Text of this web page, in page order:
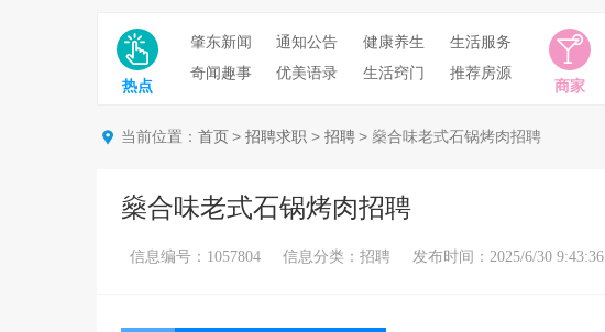
肇东新闻 通知公告 健康养生
生活服务
奇闻趣事
优美语录 生活窍门 推荐房源
热点 商家
当前位置： 首页 > 招聘求职 > 招聘 > 燊合味老式石锅烤肉招聘
燊合味老式石锅烤肉招聘
信息编号：1057804 信息分类：招聘 发布时间：2025/6/30 9:43:36